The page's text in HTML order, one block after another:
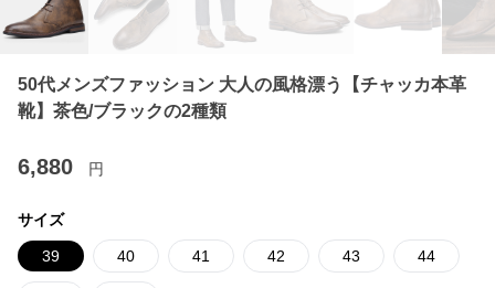
50代メンズファッション 大人の風格漂う【チャッカ本革
靴】茶色/ブラックの2種類
6,880 円
サイズ
39 40 41 42 43 44